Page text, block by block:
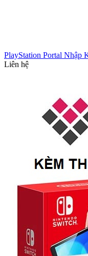
PlayStation Portal Nhập
Liên hệ